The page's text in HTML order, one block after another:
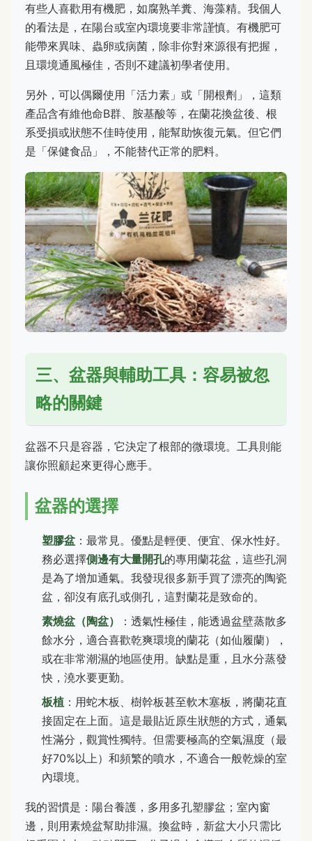
有些人喜歡用有機肥，如腐熟羊糞、海藻精。我個人
的看法是，在陽台或室內環境要非常謹慎。有機肥可
能帶來異味、蟲卵或病菌，除非你對來源很有把握，
且環境通風極佳，否則不建議初學者使用。
另外，可以偶爾使用「活力素」或「開根劑」，這類
產品含有維他命B群、胺基酸等，在蘭花換盆後、根
系受損或狀態不佳時使用，能幫助恢復元氣。但它們
是「保健食品」，不能替代正常的肥料。
三、盆器與輔助工具：容易被忽
略的關鍵
盆器不只是容器，它決定了根部的微環境。工具則能
讓你照顧起來更得心應手。
盆器的選擇
塑膠盆 ：最常見。優點是輕便、便宜、保水性好。
務必選擇側邊有大量開孔的專用蘭花盆，這些孔洞
是為了增加通氣。我發現很多新手買了漂亮的陶瓷
盆，卻沒有底孔或側孔，這對蘭花是致命的。
素燒盆（陶盆）
：透氣性極佳，能透過盆壁蒸散多
餘水分，適合喜歡乾爽環境的蘭花（如仙履蘭），
或在非常潮濕的地區使用。缺點是重，且水分蒸發
快，澆水要更勤。
板植 ：用蛇木板、樹幹板甚至軟木塞板，將蘭花直
接固定在上面。這是最貼近原生狀態的方式，通氣
性滿分，觀賞性獨特。但需要極高的空氣濕度（最
好70%以上）和頻繁的噴水，不適合一般乾燥的室
內環境。
我的習慣是：陽台養護，多用多孔塑膠盆；室內窗
邊，則用素燒盆幫助排濕。換盆時，新盆大小只需比